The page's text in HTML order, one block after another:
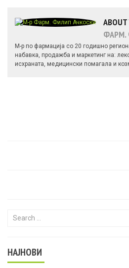
ФАРМ.
М-р по фармација со 20 годишно
набавка, продажба и маркетинг на:
исхраната, медицински помагала и
Search for:
НАЈНОВИ